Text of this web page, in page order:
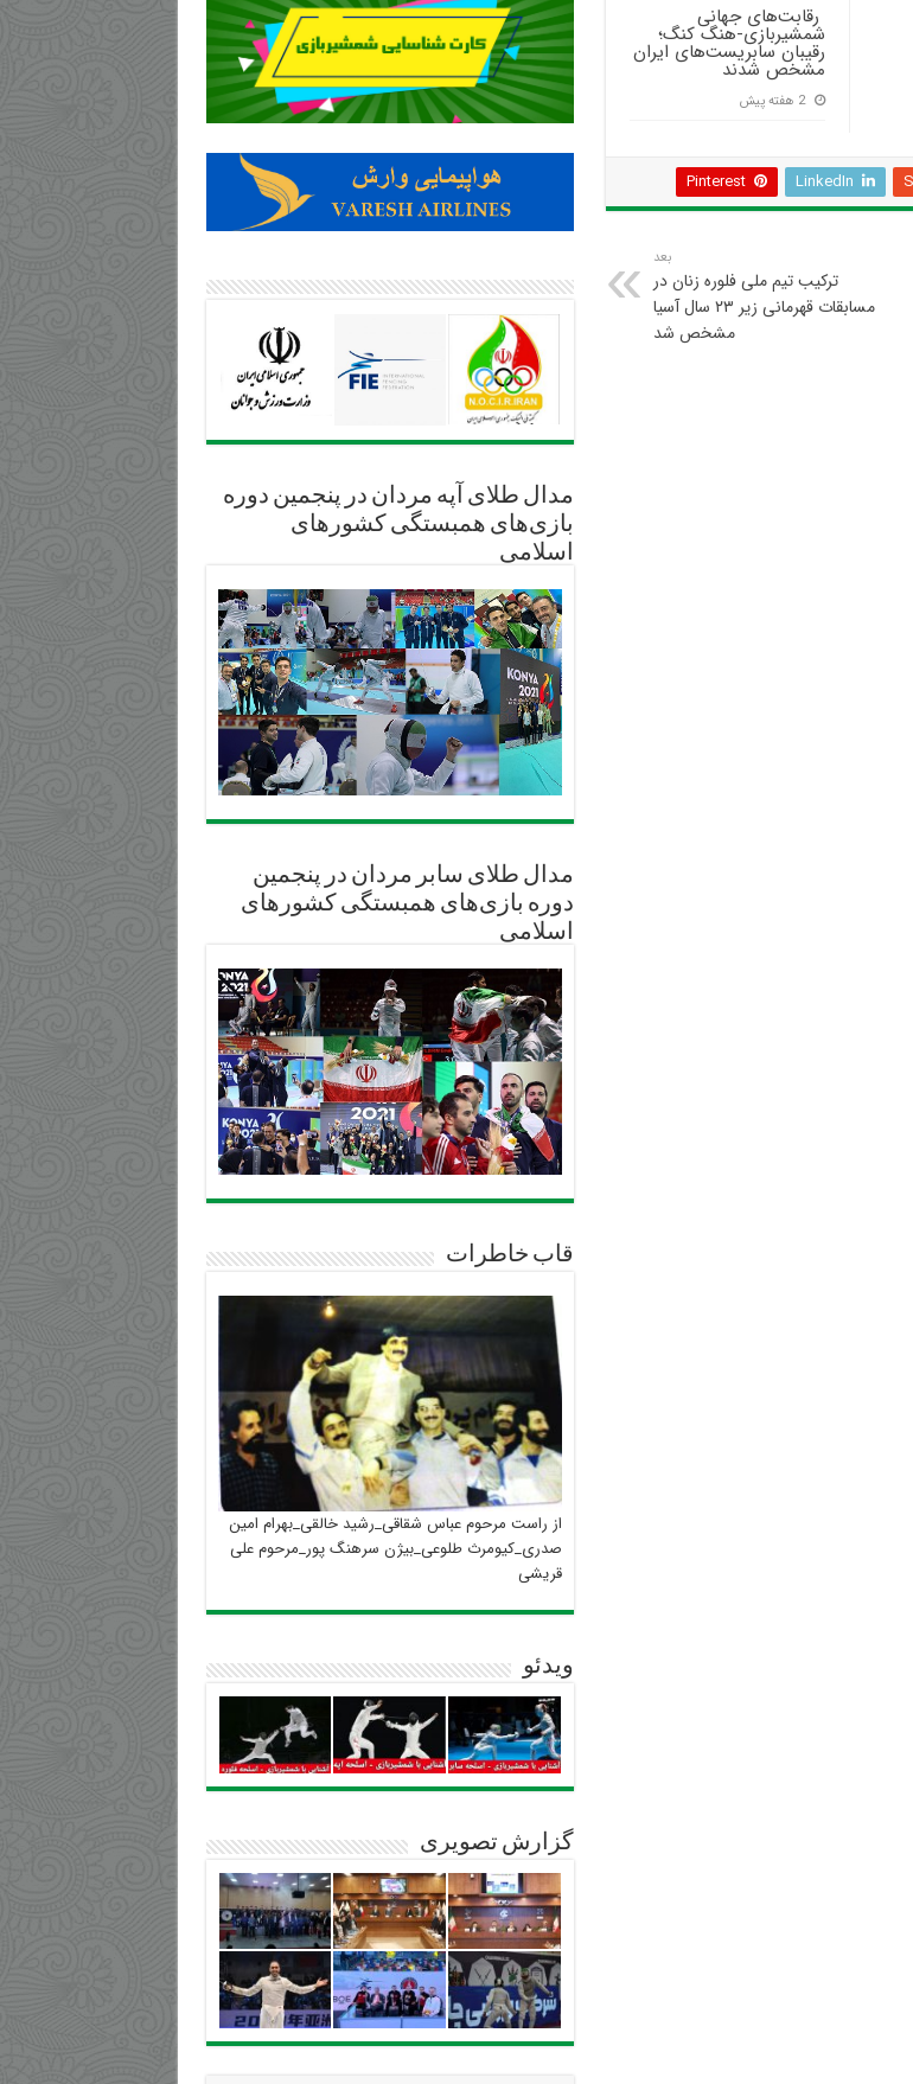
‍ رقابت‌های جهانی
شمشیربازی-هنگ کنگ؛
رقیبان سابریست‌های ایران
مشخص شدند
2 هفته پیش
LinkedIn
Pinterest
بعد
ترکیب تیم ملی فلوره زنان در
مسابقات قهرمانی زیر ۲۳ سال آسیا
مشخص شد
مدال طلای آپه مردان در پنجمین دوره
بازی‌های همبستگی کشورهای
اسلامی
مدال طلای سابر مردان در پنجمین
دوره بازی‌های همبستگی کشورهای
اسلامی
قاب خاطرات
از راست مرحوم عباس شقاقی_رشید خالقی_بهرام امین
صدری_کیومرث طلوعی_بیژن سرهنگ پور_مرحوم علی
قریشی
ویدئو
گزارش تصویری